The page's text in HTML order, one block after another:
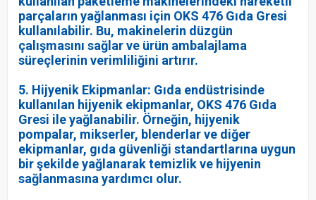
parçaların yağlanması için OKS 476 Gıda Gresi
kullanılabilir. Bu, makinelerin düzgün
çalışmasını sağlar ve ürün ambalajlama
süreçlerinin verimliliğini artırır.
5. Hijyenik Ekipmanlar: Gıda endüstrisinde
kullanılan hijyenik ekipmanlar, OKS 476 Gıda
Gresi ile yağlanabilir. Örneğin, hijyenik
pompalar, mikserler, blenderlar ve diğer
ekipmanlar, gıda güvenliği standartlarına uygun
bir şekilde yağlanarak temizlik ve hijyenin
sağlanmasına yardımcı olur.